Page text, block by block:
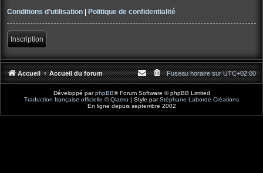
Conditions d’utilisation | Politique de confidentialité
Inscription
Accueil Accueil du forum Fuseau horaire surUTC+02:00
Développé parphpBB® Forum Software © phpBB Limited
Traduction française officielle ©Qiaeru | Style parStéphane Laborde Créations
En ligne depuis septembre 2002